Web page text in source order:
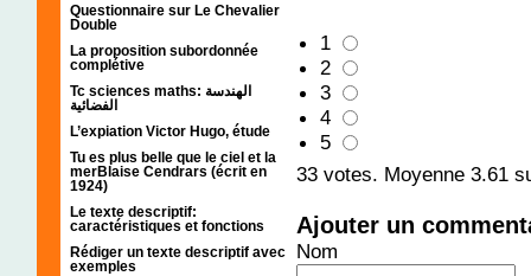
Questionnaire sur Le Chevalier
Double
La proposition subordonnée
complétive
Tc sciences maths: الهندسة
الفضائية
L’expiation Victor Hugo, étude
Tu es plus belle que le ciel et la
merBlaise Cendrars (écrit en
1924)
Le texte descriptif:
caractéristiques et fonctions
Rédiger un texte descriptif avec
exemples
1
2
3
4
5
33 votes. Moyenne 3.61
Ajouter un
Nom